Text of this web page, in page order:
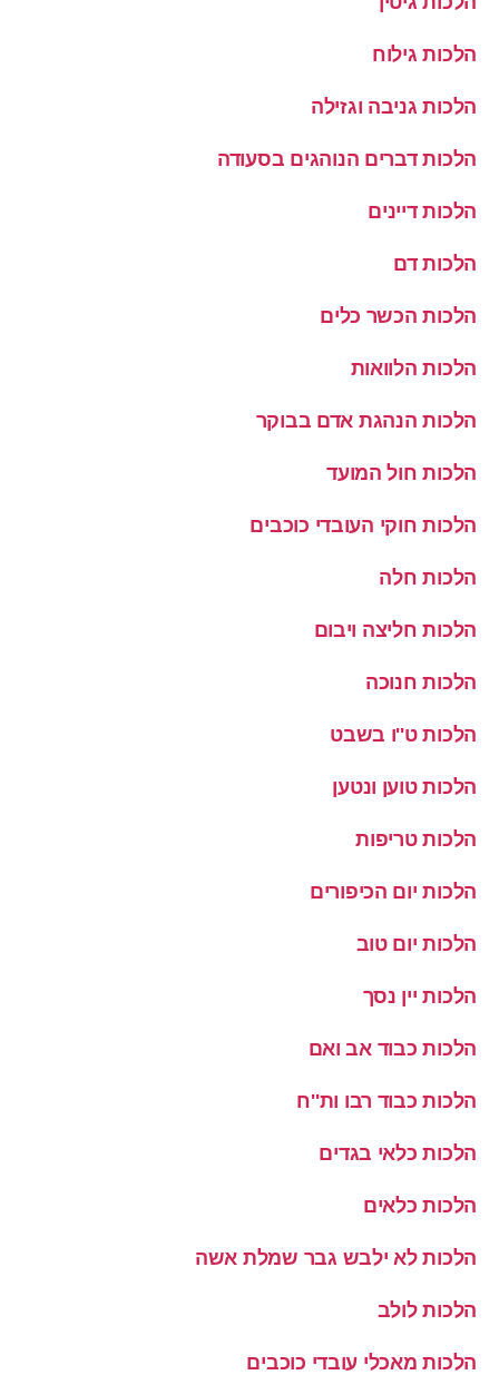
הלכות גילוח
הלכות גניבה וגזילה
הלכות דברים הנוהגים בסעודה
הלכות דיינים
הלכות דם
הלכות הכשר כלים
הלכות הלוואות
הלכות הנהגת אדם בבוקר
הלכות חול המועד
הלכות חוקי העובדי כוכבים
הלכות חלה
הלכות חליצה ויבום
הלכות חנוכה
הלכות ט''ו בשבט
הלכות טוען ונטען
הלכות טריפות
הלכות יום הכיפורים
הלכות יום טוב
הלכות יין נסך
הלכות כבוד אב ואם
הלכות כבוד רבו ות''ח
הלכות כלאי בגדים
הלכות כלאים
הלכות לא ילבש גבר שמלת אשה
הלכות לולב
הלכות מאכלי עובדי כוכבים